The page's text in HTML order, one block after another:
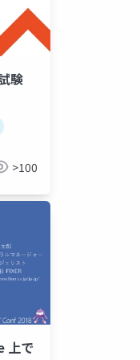
験
>100
上で